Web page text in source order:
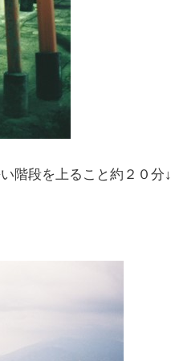
階段を上ること約２０分↓